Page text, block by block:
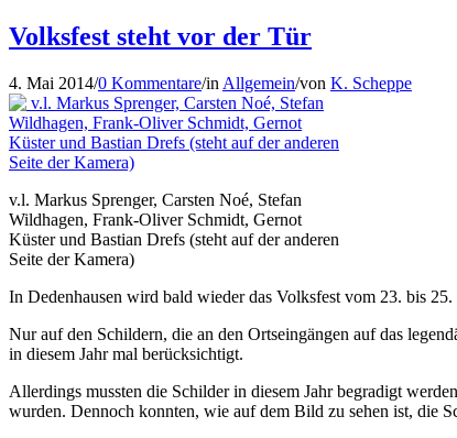
Volksfest steht vor der Tür
4. Mai 2014/0 Kommentare/in Allgemein/von K. Scheppe
v.l. Markus Sprenger, Carsten Noé, Stefan
Wildhagen, Frank-Oliver Schmidt, Gernot
Küster und Bastian Drefs (steht auf der anderen
Seite der Kamera)
In Dedenhausen wird bald wieder das Volksfest vom 23. bis
Nur auf den Schildern, die an den Ortseingängen auf das
in diesem Jahr mal berücksichtigt.
Allerdings mussten die Schilder in diesem Jahr begradigt
wurden. Dennoch konnten, wie auf dem Bild zu sehen ist, die